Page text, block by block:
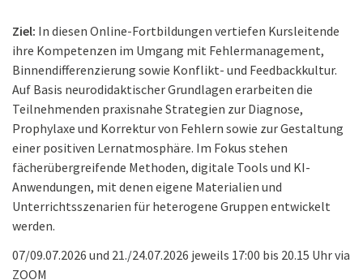
Ziel: In diesen Online-Fortbildungen vertiefen Kursleitende
ihre Kompetenzen im Umgang mit Fehlermanagement,
Binnendifferenzierung sowie Konflikt- und Feedbackkultur.
Auf Basis neurodidaktischer Grundlagen erarbeiten die
Teilnehmenden praxisnahe Strategien zur Diagnose,
Prophylaxe und Korrektur von Fehlern sowie zur Gestaltung
einer positiven Lernatmosphäre. Im Fokus stehen
fächerübergreifende Methoden, digitale Tools und KI-
Anwendungen, mit denen eigene Materialien und
Unterrichtsszenarien für heterogene Gruppen entwickelt
werden.
07/09.07.2026 und 21./24.07.2026 jeweils 17:00 bis 20.15 Uhr via
ZOOM